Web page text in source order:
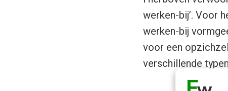
werken-bij’. Voor
werken-bij
voor een
verschillende